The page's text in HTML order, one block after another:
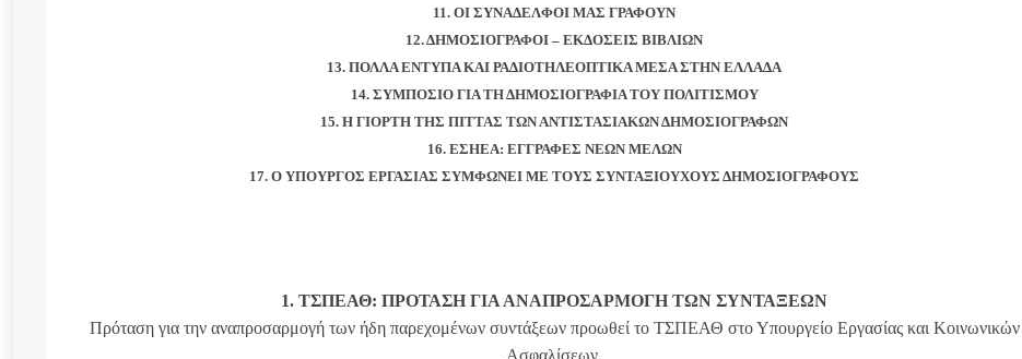
11. ΟΙ ΣΥΝΑΔΕΛΦΟΙ ΜΑΣ ΓΡΑΦΟΥΝ
12. ΔΗΜΟΣΙΟΓΡΑΦΟΙ – ΕΚΔΟΣΕΙΣ ΒΙΒΛΙΩΝ
13. ΠΟΛΛΑ ΕΝΤΥΠΑ ΚΑΙ ΡΑΔΙΟΤΗΛΕΟΠΤΙΚΑ ΜΕΣΑ ΣΤΗΝ ΕΛΛΑΔΑ
14. ΣΥΜΠΟΣΙΟ ΓΙΑ ΤΗ ΔΗΜΟΣΙΟΓΡΑΦΙΑ ΤΟΥ ΠΟΛΙΤΙΣΜΟΥ
15. Η ΓΙΟΡΤΗ ΤΗΣ ΠΙΤΤΑΣ ΤΩΝ ΑΝΤΙΣΤΑΣΙΑΚΩΝ ΔΗΜΟΣΙΟΓΡΑΦΩΝ
16. ΕΣΗΕΑ: ΕΓΓΡΑΦΕΣ ΝΕΩΝ ΜΕΛΩΝ
17. Ο ΥΠΟΥΡΓΟΣ ΕΡΓΑΣΙΑΣ ΣΥΜΦΩΝΕΙ ΜΕ ΤΟΥΣ ΣΥΝΤΑΞΙΟΥΧΟΥΣ ΔΗΜΟΣΙΟΓΡΑΦΟΥΣ
1. ΤΣΠΕΑΘ: ΠΡΟΤΑΣΗ ΓΙΑ ΑΝΑΠΡΟΣΑΡΜΟΓΗ ΤΩΝ ΣΥΝΤΑΞΕΩΝ
Πρόταση για την αναπροσαρμογή των ήδη παρεχομένων συντάξεων προωθεί το ΤΣΠΕΑΘ στο Υπουργείο Εργασίας και Κοινωνικών
Ασφαλίσεων.